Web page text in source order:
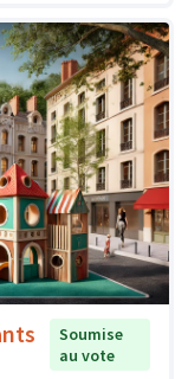
Soumise
au vote